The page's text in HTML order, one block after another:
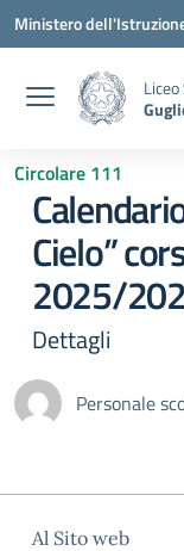
Vai ai contenuti
Vai al menu di
Vai al footer
Ministero
Circolare 111
Cielo”
2025/
Dettagli
Personale
Al Sito web